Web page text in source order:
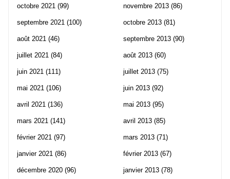
octobre 2021 (99)
septembre 2021 (100)
août 2021 (46)
juillet 2021 (84)
juin 2021 (111)
mai 2021 (106)
avril 2021 (136)
mars 2021 (141)
février 2021 (97)
janvier 2021 (86)
décembre 2020 (96)
novembre 2013 (86)
octobre 2013 (81)
septembre 2013 (90)
août 2013 (60)
juillet 2013 (75)
juin 2013 (92)
mai 2013 (95)
avril 2013 (85)
mars 2013 (71)
février 2013 (67)
janvier 2013 (78)